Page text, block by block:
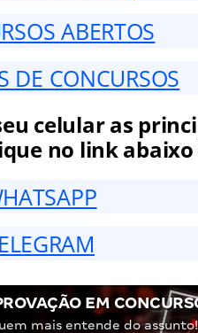
ABERTOS
DE CONCURSOS
celular as
no link abaixo
EM
mais entende do assunto!